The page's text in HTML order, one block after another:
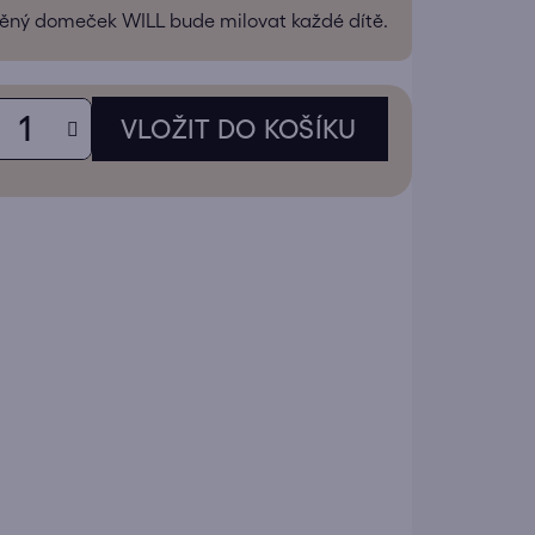
domeček WILL bude milovat každé dítě.